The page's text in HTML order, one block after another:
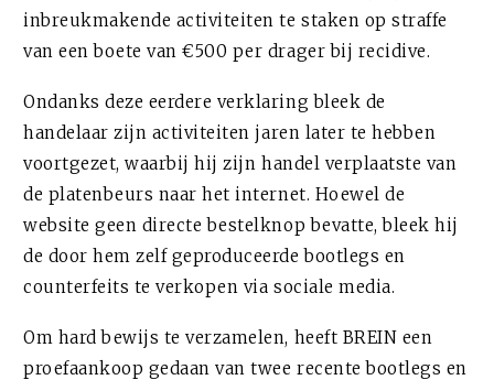
inbreukmakende activiteiten te staken op straffe
van een boete van €500 per drager bij recidive.
Ondanks deze eerdere verklaring bleek de
handelaar zijn activiteiten jaren later te hebben
voortgezet, waarbij hij zijn handel verplaatste van
de platenbeurs naar het internet. Hoewel de
website geen directe bestelknop bevatte, bleek hij
de door hem zelf geproduceerde bootlegs en
counterfeits te verkopen via sociale media.
Om hard bewijs te verzamelen, heeft BREIN een
proefaankoop gedaan van twee recente bootlegs en